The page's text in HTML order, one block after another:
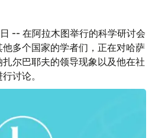
-- 在阿拉木图举行的科学研讨会
多个国家的学者们，正在对哈萨
尔巴耶夫的领导现象以及他在社
讨论。